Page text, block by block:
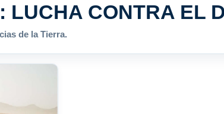
LUCHA CONTRA EL
de la Tierra.